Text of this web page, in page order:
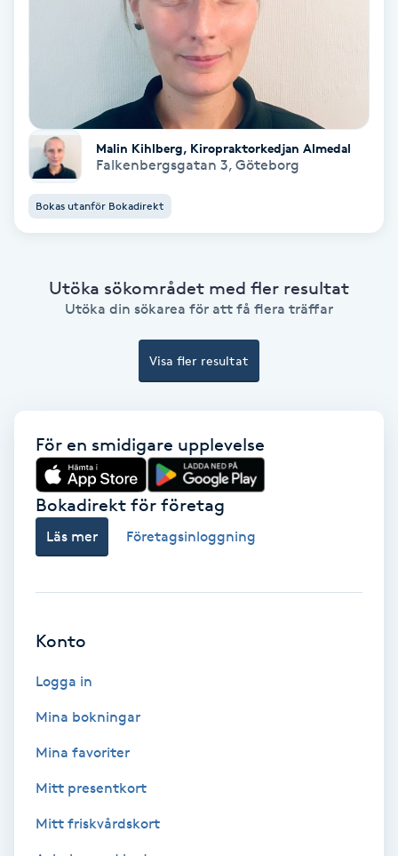
HIFU
Hollywood Peel
Hot Stone Massage
Hudföryngring
Hyaluronsyra
Hyperhidros
Hårförlängning
Malin Kihlberg, Kiropraktorkedjan Almedal
Falkenbergsgatan 3, Göteborg
Bokas utanför Bokadirekt
Utöka sökområdet med fler resultat
Utöka din sökarea för att få flera träffar
Visa fler resultat
För en smidigare upplevelse
Bokadirekt för företag
Läs mer Företagsinloggning
Konto
Logga in
Mina bokningar
Mina favoriter
Mitt presentkort
Mitt friskvårdskort